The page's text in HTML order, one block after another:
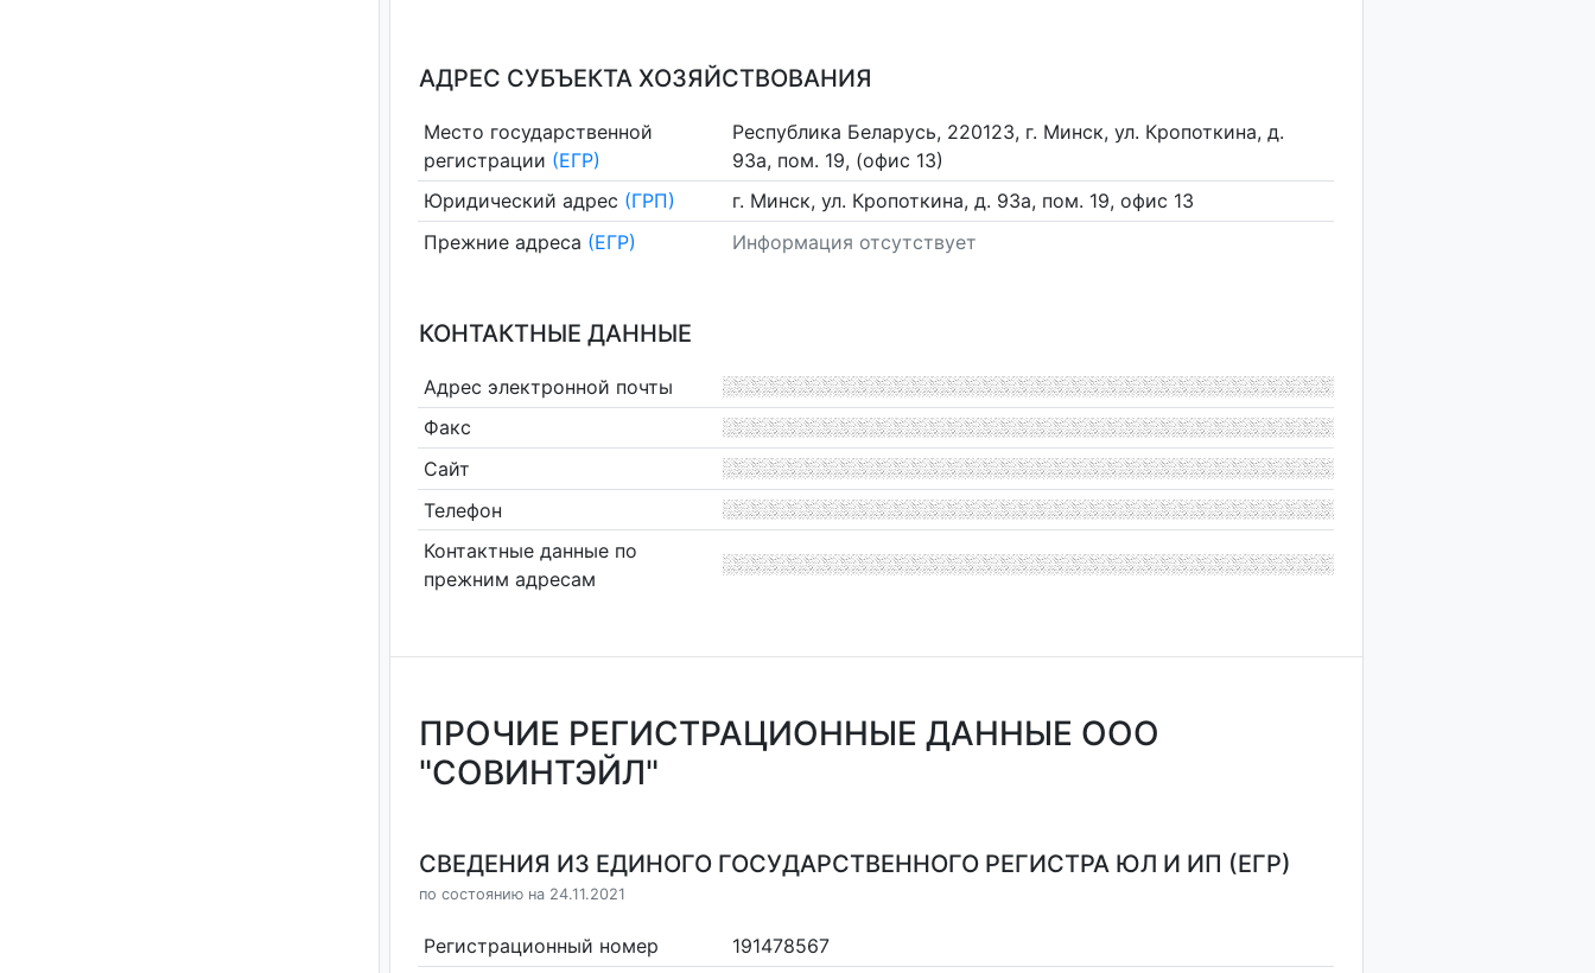
АДРЕС СУБЪЕКТА ХОЗЯЙСТВОВАНИЯ
Место государственной
регистрации (ЕГР)
Республика Беларусь, 220123, г. Минск, ул. Кропоткина, д.
93а, пом. 19, (офис 13)
Юридический адрес (ГРП)
г. Минск, ул. Кропоткина, д. 93а, пом. 19, офис 13
Прежние адреса (ЕГР) Информация отсутствует
КОНТАКТНЫЕ ДАННЫЕ
Адрес электронной почты
Факс
Сайт
Телефон
Контактные данные по
прежним адресам
ПРОЧИЕ РЕГИСТРАЦИОННЫЕ ДАННЫЕ ООО
"СОВИНТЭЙЛ"
СВЕДЕНИЯ ИЗ ЕДИНОГО ГОСУДАРСТВЕННОГО РЕГИСТРА ЮЛ И ИП (ЕГР)
по состоянию на 24.11.2021
Регистрационный номер
191478567